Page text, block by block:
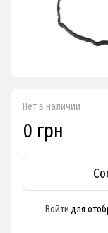
Нет в наличии
0 грн
Войти для